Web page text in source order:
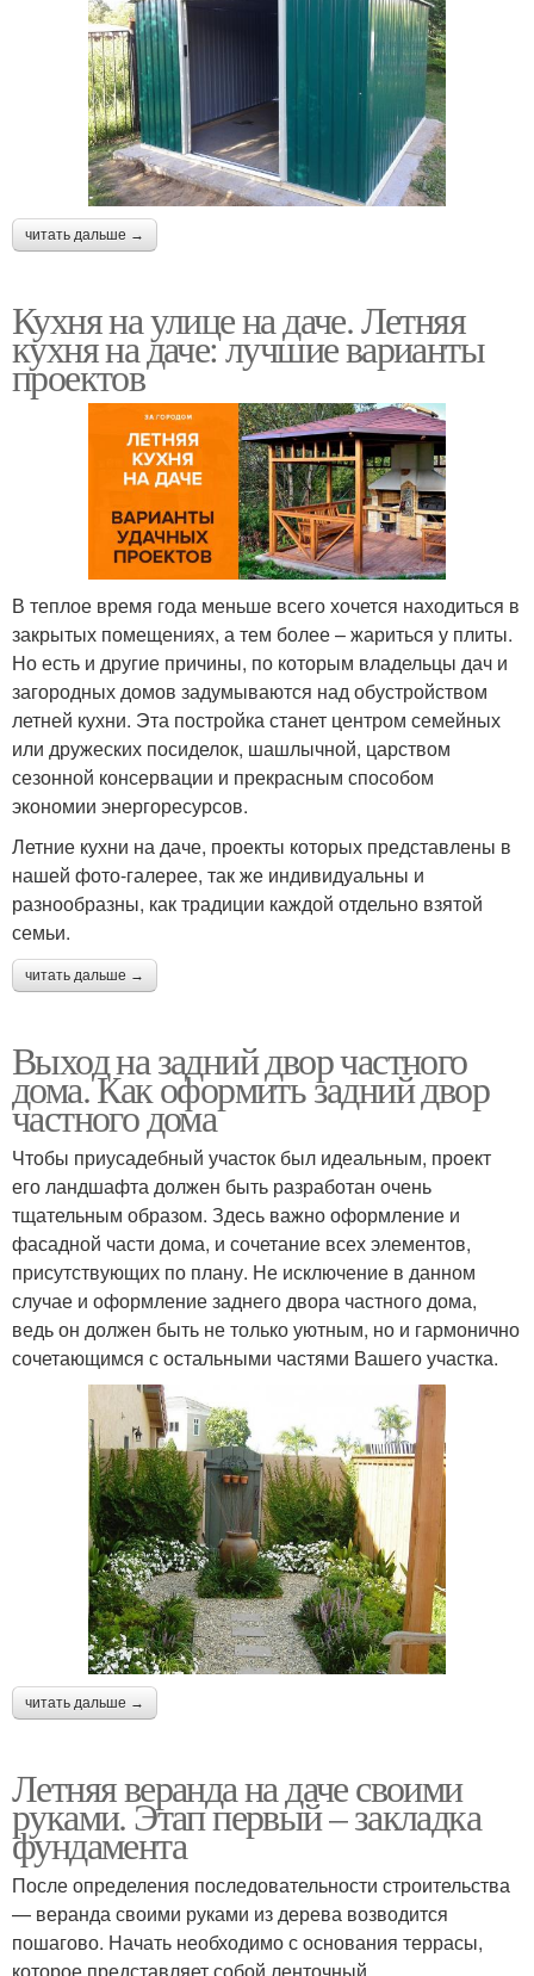
читать дальше →
Кухня на улице на даче. Летняя
кухня на даче: лучшие варианты
проектов
В теплое время года меньше всего хочется находиться в
закрытых помещениях, а тем более – жариться у плиты.
Но есть и другие причины, по которым владельцы дач и
загородных домов задумываются над обустройством
летней кухни. Эта постройка станет центром семейных
или дружеских посиделок, шашлычной, царством
сезонной консервации и прекрасным способом
экономии энергоресурсов.
Летние кухни на даче, проекты которых представлены в
нашей фото-галерее, так же индивидуальны и
разнообразны, как традиции каждой отдельно взятой
семьи.
читать дальше →
Выход на задний двор частного
дома. Как оформить задний двор
частного дома
Чтобы приусадебный участок был идеальным, проект
его ландшафта должен быть разработан очень
тщательным образом. Здесь важно оформление и
фасадной части дома, и сочетание всех элементов,
присутствующих по плану. Не исключение в данном
случае и оформление заднего двора частного дома,
ведь он должен быть не только уютным, но и гармонично
сочетающимся с остальными частями Вашего участка.
читать дальше →
Летняя веранда на даче своими
руками. Этап первый – закладка
фундамента
После определения последовательности строительства
— веранда своими руками из дерева возводится
пошагово. Начать необходимо с основания террасы,